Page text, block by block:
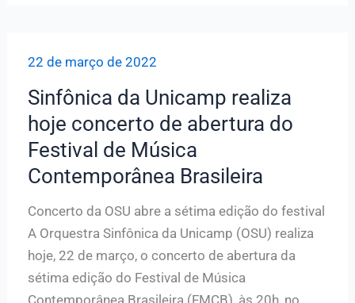
de
Contemporânea
Brasileira
22 de março de 2022
Sinfônica da Unicamp realiza
hoje concerto de abertura do
Festival de Música
Contemporânea Brasileira
Concerto da OSU abre a sétima edição do festival
A Orquestra Sinfônica da Unicamp (OSU) realiza
hoje, 22 de março, o concerto de abertura da
sétima edição do Festival de Música